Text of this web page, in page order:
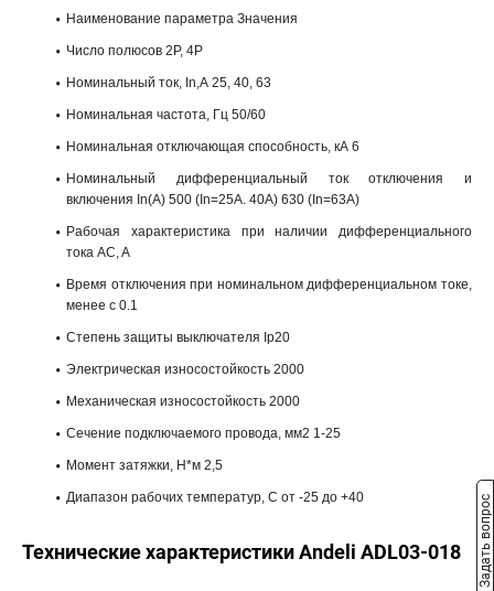
Наименование параметра Значения
Число полюсов 2Р, 4Р
Номинальный ток, In,A 25, 40, 63
Номинальная частота, Гц 50/60
Номинальная отключающая способность, кА 6
Номинальный дифференциальный ток отключения и
включения In(А) 500 (In=25A. 40A) 630 (In=63A)
Рабочая характеристика при наличии дифференциального
тока AC, A
Время отключения при номинальном дифференциальном токе,
менее с 0.1
Степень защиты выключателя Ip20
Электрическая износостойкость 2000
Механическая износостойкость 2000
Сечение подключаемого провода, мм2 1-25
Момент затяжки, H*м 2,5
Диапазон рабочих температур, С от -25 до +40
Технические характеристики Andeli ADL03-018 Задать вопрос